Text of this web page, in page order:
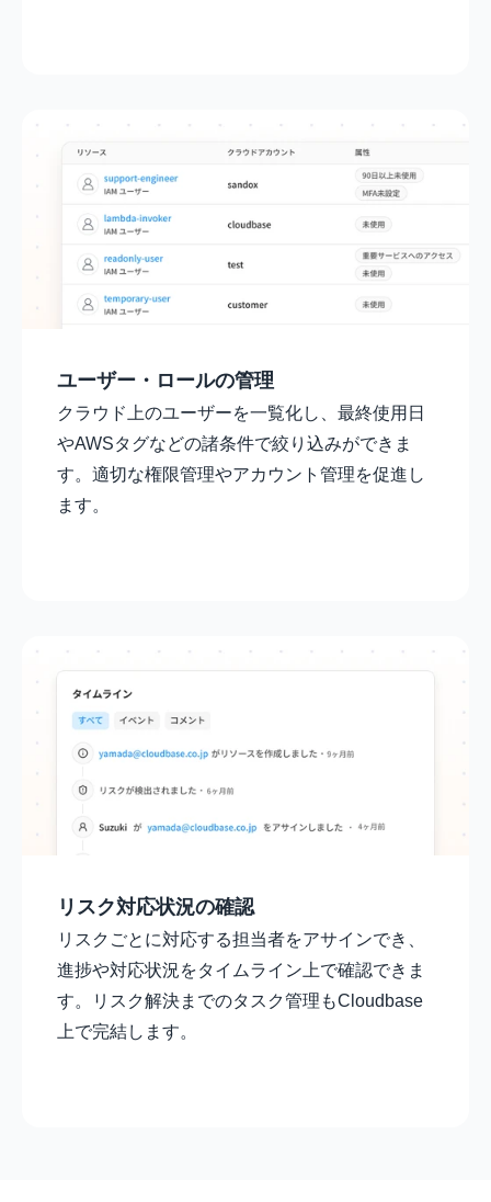
ユーザー・ロールの管理
クラウド上のユーザーを一覧化し、最終使用日
やAWSタグなどの諸条件で絞り込みができま
す。適切な権限管理やアカウント管理を促進し
ます。
リスク対応状況の確認
リスクごとに対応する担当者をアサインでき、
進捗や対応状況をタイムライン上で確認できま
す。リスク解決までのタスク管理もCloudbase
上で完結します。